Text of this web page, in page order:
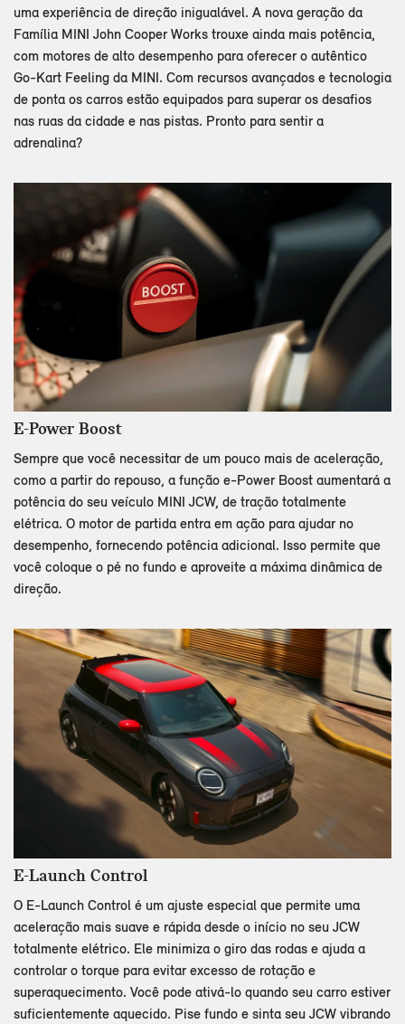
uma experiência de direção inigualável. A nova geração da
Família MINI John Cooper Works trouxe ainda mais potência,
com motores de alto desempenho para oferecer o autêntico
Go-Kart Feeling da MINI. Com recursos avançados e tecnologia
de ponta os carros estão equipados para superar os desafios
nas ruas da cidade e nas pistas. Pronto para sentir a
adrenalina?
E-Power Boost
Sempre que você necessitar de um pouco mais de aceleração,
como a partir do repouso, a função e-Power Boost aumentará a
potência do seu veículo MINI JCW, de tração totalmente
elétrica. O motor de partida entra em ação para ajudar no
desempenho, fornecendo potência adicional. Isso permite que
você coloque o pé no fundo e aproveite a máxima dinâmica de
direção.
E-Launch Control
O E-Launch Control é um ajuste especial que permite uma
aceleração mais suave e rápida desde o início no seu JCW
totalmente elétrico. Ele minimiza o giro das rodas e ajuda a
controlar o torque para evitar excesso de rotação e
superaquecimento. Você pode ativá-lo quando seu carro estiver
suficientemente aquecido. Pise fundo e sinta seu JCW vibrando